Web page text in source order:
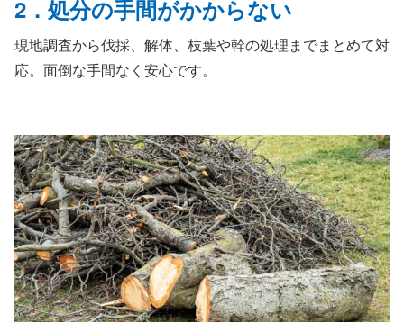
2．処分の手間がかからない
現地調査から伐採、解体、枝葉や幹の処理までまとめて対
応。面倒な手間なく安心です。